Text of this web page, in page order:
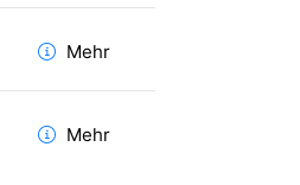
Mehr
Mehr